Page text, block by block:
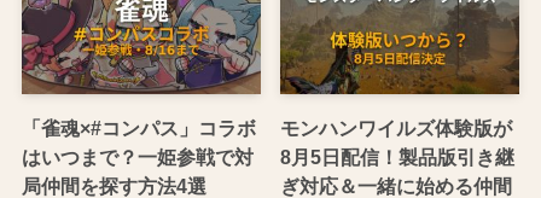
「雀魂×#コンパス」コラボ
はいつまで？一姫参戦で対
局仲間を探す方法4選
モンハンワイルズ体験版が
8月5日配信！製品版引き継
ぎ対応＆一緒に始める仲間